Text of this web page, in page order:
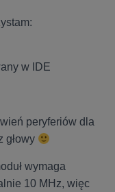
w IDE
peryferiów dla
głowy
wymaga
10 MHz, więc